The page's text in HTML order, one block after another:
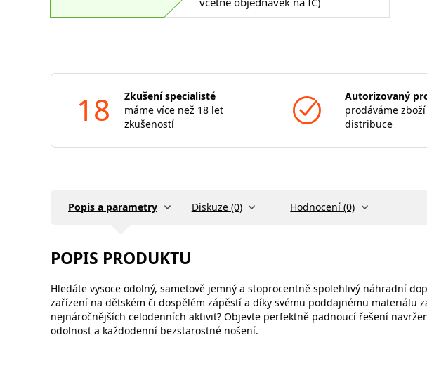
18
Zkušení specialisté
máme více než 18 let
zkušeností
Autorizovaný
prodáváme
distribuce
Popis a parametry Diskuze (0) Hodnocení (0)
POPIS PRODUKTU
Hledáte vysoce odolný, sametově jemný a stoprocentně spolehlivý náhradní
zařízení na dětském či dospělém zápěstí a díky svému poddajnému materiálu
nejnáročnějších celodenních aktivit? Objevte perfektně padnoucí řešení
odolnost a každodenní bezstarostné nošení.